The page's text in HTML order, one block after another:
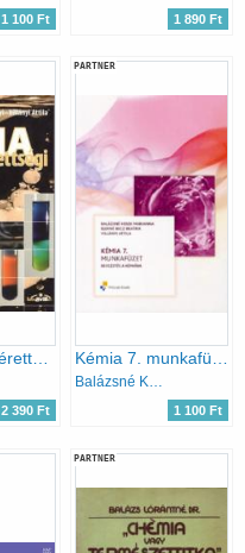
1 100 Ft 1 890 Ft
Kémia próbaérettségi - középszint
2 390 Ft
PARTNER
Kémia 7. munkafüzet - Bevezetés a kémiába
Balázsné Kerek M.; Elekné Becz B.; Villányi A.
1 100 Ft
PARTNER